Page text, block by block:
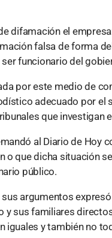
difamación el
falsa de forma
funcionario del
por este medio de
adecuado por el
que investigan
al Diario de Hoy
o que dicha situación
público.
sus argumentos
y sus familiares
iguales y también no